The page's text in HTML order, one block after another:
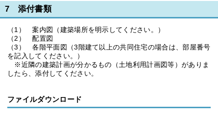
7 添付書類
（1） 案内図（建築場所を明示してください。）
（2） 配置図
（3） 各階平面図（3階建て以上の共同住宅の場合は、部屋番号
を記入してください。）
※近隣の建築計画が分かるもの（土地利用計画図等）がありま
したら、添付してください。
ファイルダウンロード